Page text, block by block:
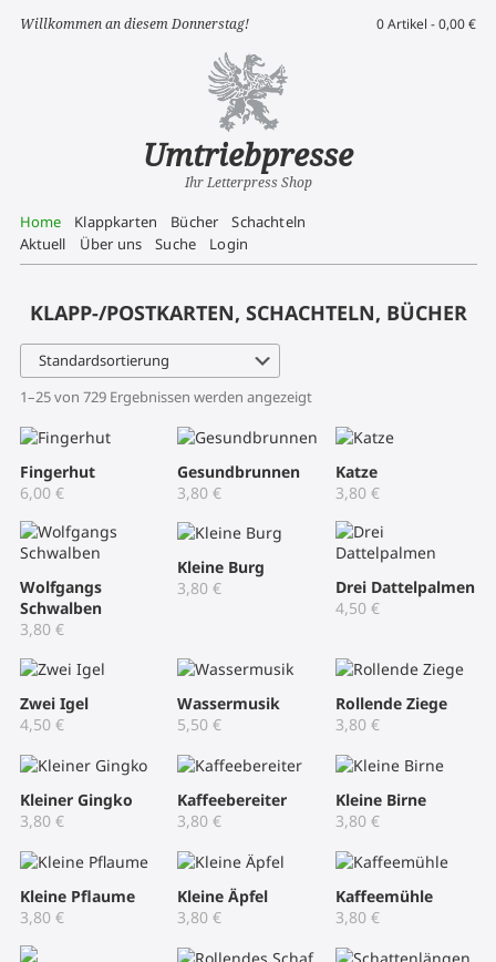
Willkommen an diesem Donnerstag!
Umtriebpresse
Ihr Letterpress Shop
0 Artikel -0,00€
Home Klappkarten Bücher
Schachteln
Aktuell
Über uns Suche Login
KLAPP-/POSTKARTEN, SCHACHTELN, BÜCHER
1–25 von 729 Ergebnissen werden angezeigt
Fingerhut
6,00 €
Gesundbrunnen
3,80€
Katze
3,80 €
Wolfgangs
Schwalben
3,80 €
Kleine Burg
3,80€
Drei Dattelpalmen
4,50 €
Zwei Igel
4,50 €
Wassermusik
5,50€
Rollende Ziege
3,80 €
Kleiner Gingko
3,80 €
Kaffeebereiter
3,80€
Kleine Birne
3,80 €
Kleine Pflaume
3,80 €
Kleine Äpfel
3,80€
Kaffeemühle
3,80 €